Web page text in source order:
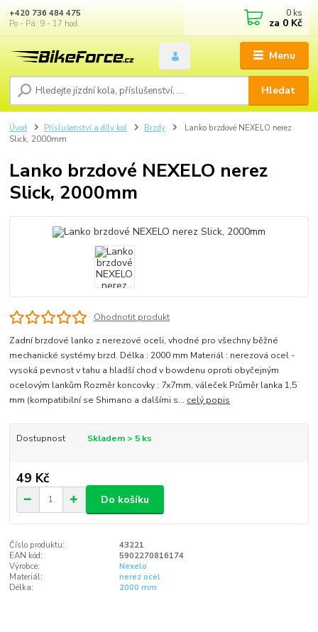
Menu
Hledat
+420 736 484 475
Po - Pá: 9 - 17 hod.
0 ks
za 0 Kč
Úvod Příslušenství a díly kol Brzdy
Lanko brzdové NEXELO nerez
Slick, 2000mm
Lanko brzdové NEXELO nerez
Slick, 2000mm
Ohodnotit produkt
Zadní brzdové lanko z nerezové oceli, vhodné pro všechny běžné
mechanické systémy brzd. Délka : 2000 mm Materiál : nerezová ocel -
vysoká pevnost v tahu a hladší chod v bowdenu oproti obyčejným
ocelovým lankům Rozměr koncovky : 7x7mm, váleček Průměr lanka 1,5
mm (kompatibilní se Shimano a dalšími s... celý popis
Dostupnost Skladem > 5 ks
49 Kč
Do košíku
Číslo produktu:
43221
EAN kód:
5902270816174
Výrobce:
Nexelo
Materiál:
nerez ocel
Délka:
2000 mm